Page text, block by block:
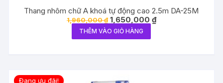
Thang nhôm chữ A khoá tự động cao 2.5m DA-25M
1,960,000₫ Giá
gốc
là:
1,960,000 ₫.
1,650,000 ₫Giá
hiện
THÊM VÀO GIỎ HÀNG
Đang ưu đãi!